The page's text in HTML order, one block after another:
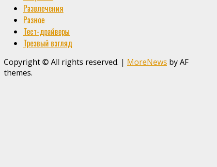
Развлечения
Разное
Тест-драйверы
Трезвый взгляд
Copyright © All rights reserved. | MoreNews by AF
themes.